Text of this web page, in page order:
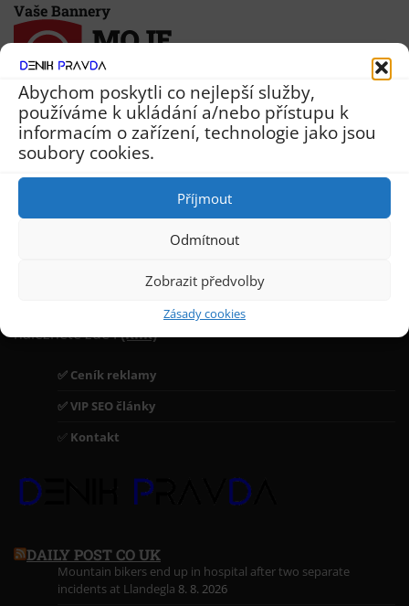
Abychom poskytli co nejlepší služby,
používáme k ukládání a/nebo přístupu k
informacím o zařízení, technologie jako jsou
soubory cookies.
Příjmout
Odmítnout
Zobrazit předvolby
Zásady cookies
Vaše Bannery
Sdílet obsah je povoleno s uvedením odkazu.Nabízíme
reklamní bannery, odkazy, PR a SEO články. Ceník
naleznete zde :(klik)
✅ Ceník reklamy
✅ VIP SEO články
✅ Kontakt
DAILY POST CO UK
Mountain bikers end up in hospital after two separate
incidents at Llandegla 8. 8. 2026